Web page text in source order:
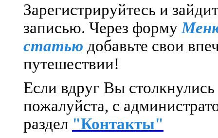
Зарегистрируйтесь и
записью. Через форму
статью добавьте свои
путешествии!
Если вдруг Вы
пожалуйста, с
раздел "Контакты"